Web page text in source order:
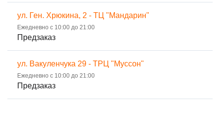
ул. Ген. Хрюкина, 2 - ТЦ "Мандарин"
Ежедневно с 10:00 до 21:00
Предзаказ
ул. Вакуленчука 29 - ТРЦ "Муссон"
Ежедневно с 10:00 до 21:00
Предзаказ